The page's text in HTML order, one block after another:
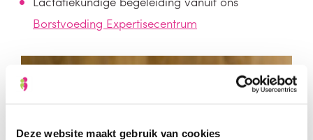
Deze website maakt gebruik van cookies
Borstvoeding Expertisecentrum